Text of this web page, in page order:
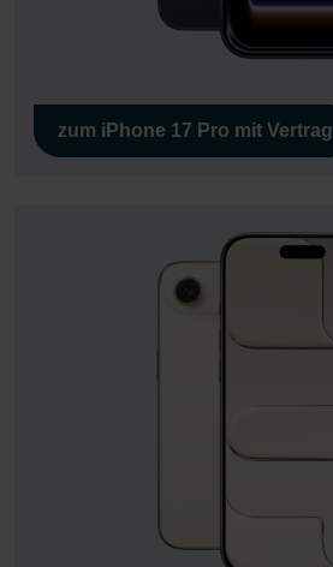
zum iPhone 17 Pro mit Vertrag